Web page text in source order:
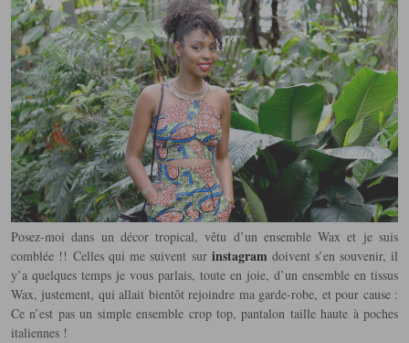
Posez-moi dans un décor tropical, vêtu d’un ensemble Wax et je suis
comblée !! Celles qui me suivent sur instagram doivent s’en souvenir, il
y’a quelques temps je vous parlais, toute en joie, d’un ensemble en tissus
Wax, justement, qui allait bientôt rejoindre ma garde-robe, et pour cause :
Ce n’est pas un simple ensemble crop top, pantalon taille haute à poches
italiennes !